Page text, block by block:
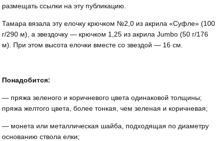
размещать ссылки на эту публикацию.
Тамара вязала эту елочку крючком №2,0 из акрила «Суфле» (100
г/290 м), а звездочку — крючком 1,25 из акрила Jumbo (50 г/176
м). При этом высота елочки вместе со звездой — 16 см.
Понадобится:
— пряжа зеленого и коричневого цвета одинаковой толщины;
пряжа желтого цвета, более тонкая, чем зеленая и коричневая;
— монета или металлическая шайба, подходящая по диаметру
основанию ствола елки;